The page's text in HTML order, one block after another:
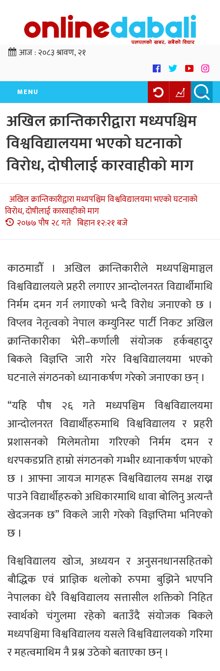
आज :२०८३ श्रावण, २१
MENU
अखिल क्रान्तिकारीद्वारा मध्यपश्चिम
विश्वविद्यालयमा भएको घटनाको
विरोध, दोषीलाई कारवाहीको माग
अखिल क्रान्तिकारीद्वारा मध्यपश्चिम विश्वविद्यालयमा भएको घटनाको
विरोध, दोषीलाई कारवाहीको माग
२०७७ पौष २८ गते बिहान १२:२१ बजे
काठमाडौँ । अखिल क्रान्तिकारीले मध्यपश्चिमाञ्चल
विश्वविद्यालयले प्रहरी लगाएर आन्दोलनरत विद्यार्थीमाथि
निर्मम दमन गर्न लगाएको भन्दै विरोध जनाएको छ ।
विप्लव नेतृत्वको नेपाल कम्युनिस्ट पार्टी निकट अखिल
क्रान्तिकारीका भेरी–कर्णाली संयोजक हर्कबहादुर
बिकले विज्ञप्ति जारी गरेर विश्वविद्यालयमा भएको
घटनाले संगठनको ध्यानाकर्षण गरेको जनाएका छन् ।
“यहि पौष २६ गते मध्यपश्चिम विश्वविद्यालयमा
आन्दोलनरत विद्यार्थीहरुमाथि विश्वविद्यालय र प्रहरी
प्रशासनको मिलेमतोमा गरिएको निर्मम दमन र
धरपकडप्रति हाम्रो संगठनको गम्भीर ध्यानाकर्षण भएको
छ । आफ्ना जायज मागहरू विश्वविद्यालय समक्ष राख्न
पाउने विद्यार्थीहरुको अधिकारमाथि धावा बोलिनु अत्यन्तै
खेदजनक छ” विकले जारी गरेको विज्ञप्तिमा भनिएको
छ ।
विश्वविद्यालय खोज, अध्ययन र अनुसनधानसहितको
बौद्धिक एवं प्राज्ञिक थलोको रुपमा बुझिने भएपनि
नेपालका धेरै विश्वविद्यालय सत्तासील शक्तिको निहित
स्वार्थको चंगुलमा रहेको बताउँदै संयोजक बिकले
मध्यपश्चिमा विश्वविद्यालय यसले विश्वविद्यालयको गरिमा
र महत्वमाथिम नै प्रश्न उठेको बताएका छन् ।